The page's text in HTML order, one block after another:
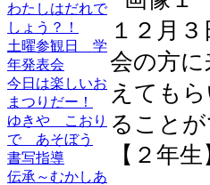
わたしはだれで
しょう？！
土曜参観日 学
年発表会
今日は楽しいお
まつりだー！
ゆきや こおり
で あそぼう
書写指導
伝承～むかしあ
１２月
会の方
えても
ることが
【２年